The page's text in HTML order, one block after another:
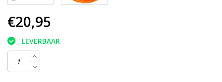
€20,95
LEVERBAAR